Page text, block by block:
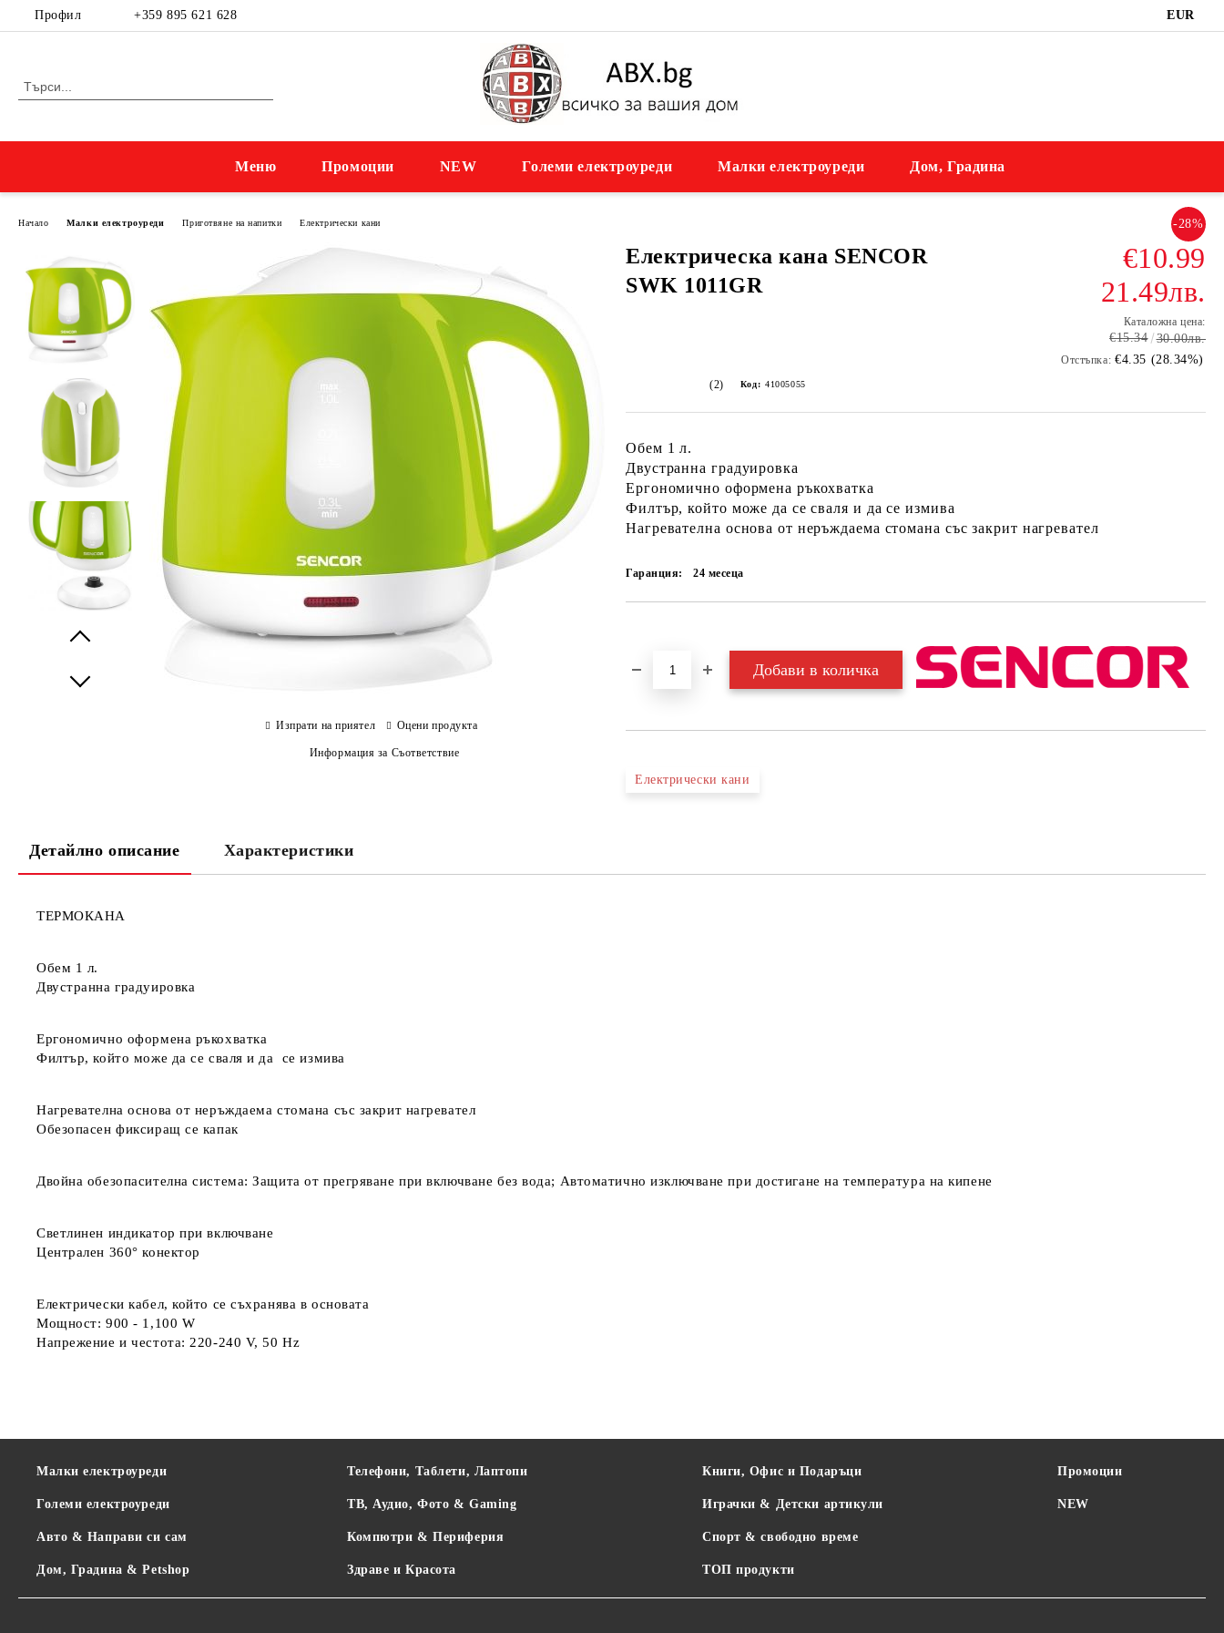
Профил +359 895 621 628 EUR
Меню Промоции NEW Големи електроуреди Малки електроуреди Дом, Градина
Начало Малки електроуреди Приготвяне на напитки Електрически кани
Електрическа кана SENCOR
SWK 1011GR
-28%
€10.99
21.49лв.
Каталожна цена:
€15.34 30.00лв.
Отстъпка: €4.35 (28.34%)
(2) Код: 41005055
Обем 1 л.
Двустранна градуировка
Ергономично оформена ръкохватка
Филтър, който може да се сваля и да се измива
Нагревателна основа от неръждаема стомана със закрит нагревател
Гаранция: 24 месеца
Електрически кани
Изпрати на приятел Оцени продукта
Информация за Съответствие
Детайлно описание Характеристики
ТЕРМОКАНА
Обем 1 л.
Двустранна градуировка
Ергономично оформена ръкохватка
Филтър, който може да се сваля и да се измива
Нагревателна основа от неръждаема стомана със закрит нагревател
Обезопасен фиксиращ се капак
Двойна обезопасителна система: Защита от прегряване при включване без вода; Автоматично изключване при достигане на температура на кипене
Светлинен индикатор при включване
Централен 360° конектор
Електрически кабел, който се съхранява в основата
Мощност: 900 - 1,100 W
Напрежение и честота: 220-240 V, 50 Hz
Малки електроуреди
Големи електроуреди
Авто & Направи си сам
Дом, Градина & Petshop
Телефони, Таблети, Лаптопи
ТВ, Аудио, Фото & Gaming
Компютри & Периферия
Здраве и Красота
Книги, Офис и Подаръци
Играчки & Детски артикули
Спорт & свободно време
ТОП продукти
Промоции
NEW